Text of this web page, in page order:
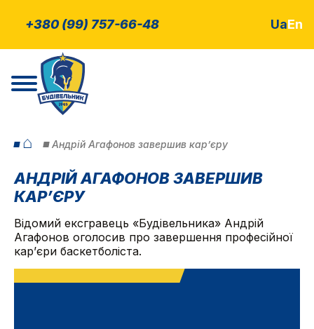
+380 (99) 757-66-48 UaEn
⌂ Андрій Агафонов завершив кар’єру
АНДРІЙ АГАФОНОВ ЗАВЕРШИВ
КАР’ЄРУ
Відомий ексгравець «Будівельника» Андрій
Агафонов оголосив про завершення професійної
кар’єри баскетболіста.